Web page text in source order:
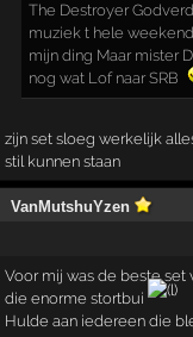
The Destroyer
muziek t hele
mijn ding Maar mister
nog wat Lof naar SRB
zijn set sloeg werkelijk
stil kunnen staan
VanMutshuYzen
Voor mij was de beste set
die enorme stortbui
Hulde aan iedereen die